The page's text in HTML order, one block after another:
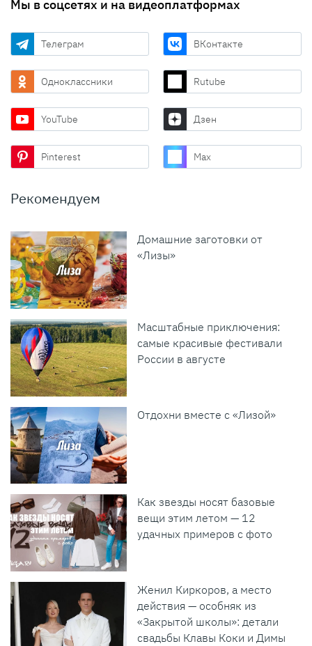
Мы в соцсетях и на видеоплатформах
Телеграм ВКонтакте
Одноклассники Rutube
YouTube Дзен
Pinterest Max
Рекомендуем
Домашние заготовки от
«Лизы»
Масштабные приключения:
самые красивые фестивали
России в августе
Отдохни вместе с «Лизой»
Как звезды носят базовые
вещи этим летом — 12
удачных примеров с фото
Женил Киркоров, а место
действия — особняк из
«Закрытой школы»: детали
свадьбы Клавы Коки и Димы